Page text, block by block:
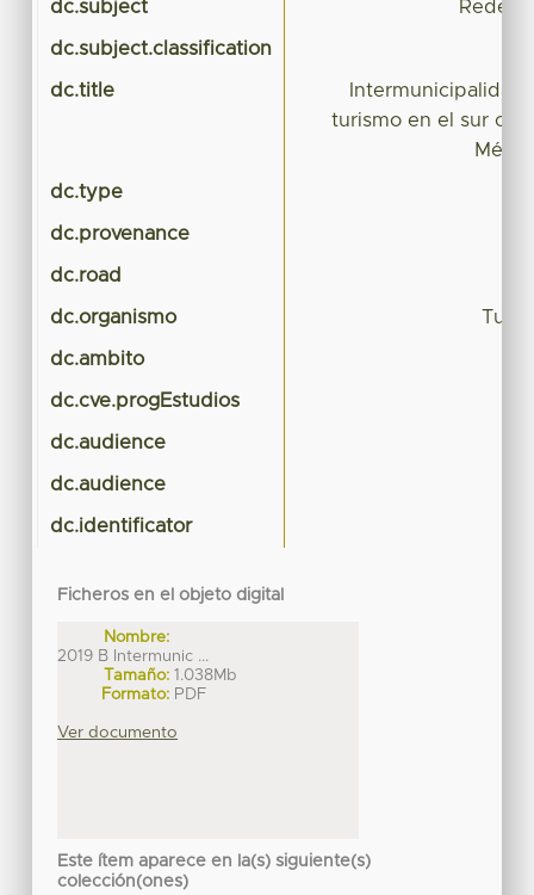
dc.subject Redes
dc.subject.classification
dc.title
turismo en el sur
dc.type
dc.provenance
dc.road
dc.organismo
dc.ambito
dc.cve.progEstudios
dc.audience
dc.audience
dc.identificator
Ficheros en el objeto digital
Nombre:
2019 B Intermunic ...
Tamaño: 1.038Mb
Formato: PDF
Ver documento
Este ítem aparece en la(s) siguiente(s)
colección(ones)